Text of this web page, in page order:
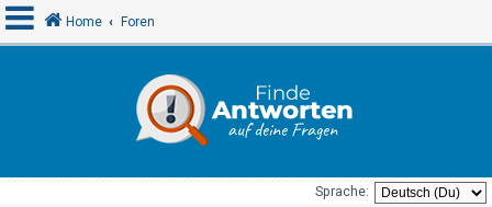
Home Foren
Sprache: